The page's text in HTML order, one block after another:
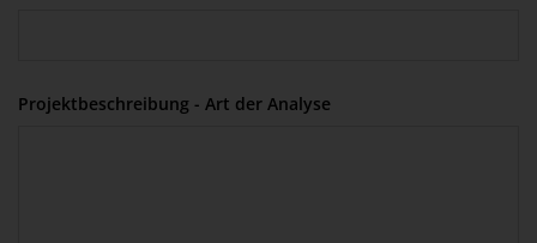
Projektbeschreibung - Art der Analyse